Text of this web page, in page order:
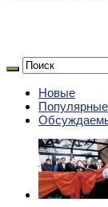
Новые
Популярные